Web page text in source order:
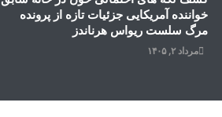
خواننده آمریکایی جزئیات تازه از پرونده
مرگ سلست ریواس هرناندز
مرداد ۲, ۱۴۰۵